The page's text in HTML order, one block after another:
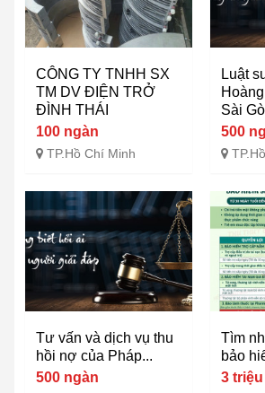
CÔNG TY TNHH SX
TM DV ĐIỆN TRỞ
ĐÌNH THÁI
100 ngàn
TP.Hồ Chí Minh
Luật
Sài
500
Tư vấn và dịch vụ thu
hồi nợ của Pháp...
500 ngàn
Tìm
bảo
3 triệu